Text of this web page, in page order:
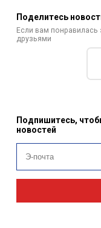
Поделитесь
Если вам понравилась
друзьями
Подпишитесь,
новостей